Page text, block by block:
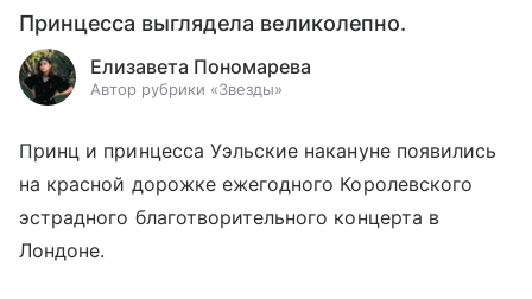
Принцесса выглядела великолепно.
Елизавета Пономарева
Автор рубрики «Звезды»
Принц и принцесса Уэльские накануне появились
на красной дорожке ежегодного Королевского
эстрадного благотворительного концерта в
Лондоне.